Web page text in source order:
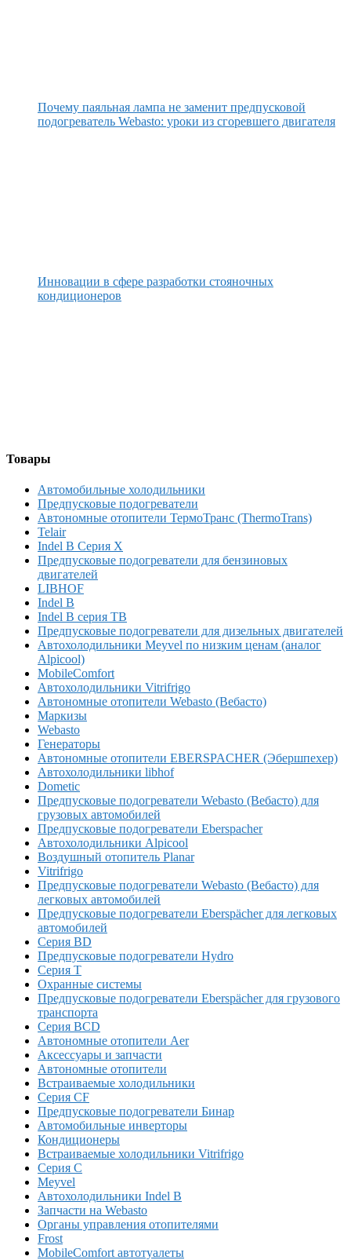
Почему паяльная лампа не заменит предпусковой
подогреватель Webasto: уроки из сгоревшего двигателя
Инновации в сфере разработки стояночных
кондиционеров
Товары
Автомобильные холодильники
Предпусковые подогреватели
Автономные отопители ТермоТранс (ThermoTrans)
Telair
Indel B Серия X
Предпусковые подогреватели для бензиновых
двигателей
LIBHOF
Indel B
Indel B серия TB
Предпусковые подогреватели для дизельных двигателей
Автохолодильники Meyvel по низким ценам (аналог
Alpicool)
MobileComfort
Автохолодильники Vitrifrigo
Автономные отопители Webasto (Вебасто)
Маркизы
Webasto
Генераторы
Автономные отопители EBERSPACHER (Эбершпехер)
Автохолодильники libhof
Dometic
Предпусковые подогреватели Webasto (Вебасто) для
грузовых автомобилей
Предпусковые подогреватели Eberspacher
Автохолодильники Alpicool
Воздушный отопитель Planar
Vitrifrigo
Предпусковые подогреватели Webasto (Вебасто) для
легковых автомобилей
Предпусковые подогреватели Eberspächer для легковых
автомобилей
Серия BD
Предпусковые подогреватели Hydro
Серия T
Охранные системы
Предпусковые подогреватели Eberspächer для грузового
транспорта
Серия BCD
Автономные отопители Аer
Аксессуары и запчасти
Автономные отопители
Встраиваемые холодильники
Серия CF
Предпусковые подогреватели Бинар
Автомобильные инверторы
Кондиционеры
Встраиваемые холодильники Vitrifrigo
Серия C
Meyvel
Автохолодильники Indel B
Запчасти на Webasto
Органы управления отопителями
Frost
MobileComfort автотуалеты